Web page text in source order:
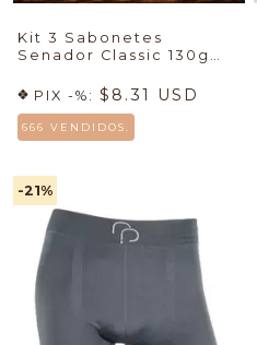
Kit 3 Sabonetes
Senador Classic 130g
PIX -%: $8.31 USD
666 VENDIDOS.
-21%